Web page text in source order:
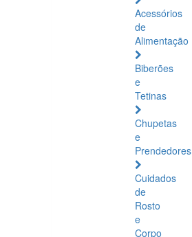
Acessórios
de
Alimentação
Biberões
e
Tetinas
Chupetas
e
Prendedores
Cuidados
de
Rosto
e
Corpo